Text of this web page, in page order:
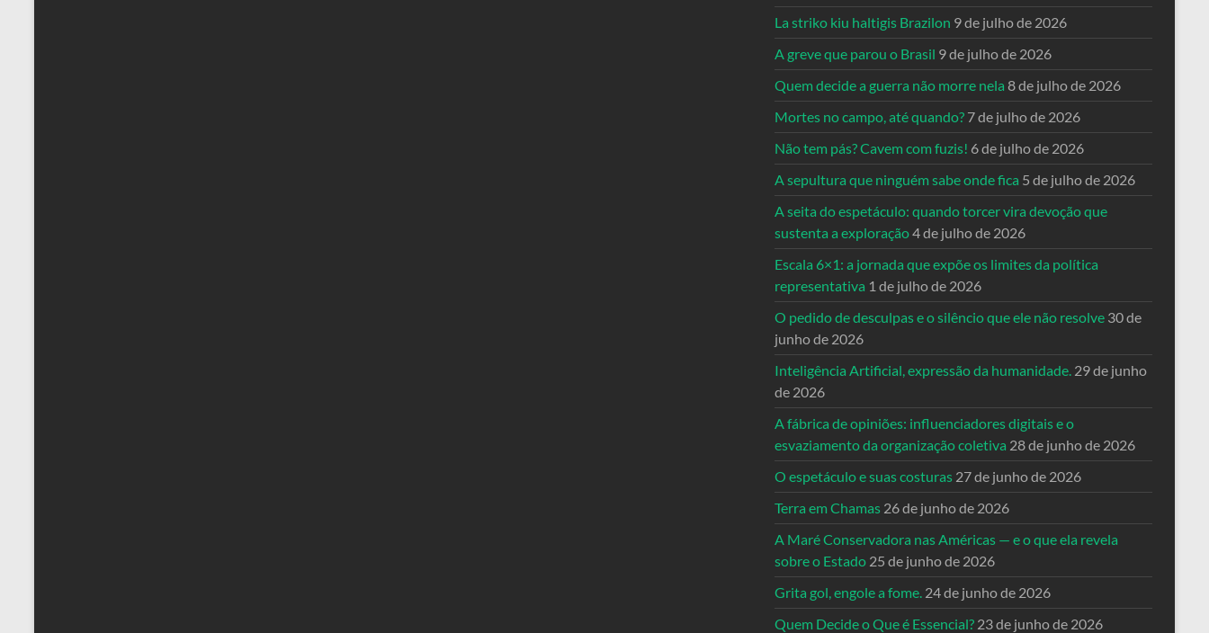
La striko kiu haltigis Brazilon 9 de julho de 2026
A greve que parou o Brasil 9 de julho de 2026
Quem decide a guerra não morre nela 8 de julho de 2026
Mortes no campo, até quando? 7 de julho de 2026
Não tem pás? Cavem com fuzis! 6 de julho de 2026
A sepultura que ninguém sabe onde fica 5 de julho de 2026
A seita do espetáculo: quando torcer vira devoção que
sustenta a exploração4 de julho de 2026
Escala 6×1: a jornada que expõe os limites da política
representativa 1 de julho de 2026
O pedido de desculpas e o silêncio que ele não resolve 30 de
junho de 2026
Inteligência Artificial, expressão da humanidade. 29 de junho
de 2026
A fábrica de opiniões: influenciadores digitais e o
esvaziamento da organização coletiva 28 de junho de 2026
O espetáculo e suas costuras 27 de junho de 2026
Terra em Chamas 26 de junho de 2026
A Maré Conservadora nas Américas — e o que ela revela
sobre o Estado 25 de junho de 2026
Grita gol, engole a fome. 24 de junho de 2026
Quem Decide o Que é Essencial? 23 de junho de 2026